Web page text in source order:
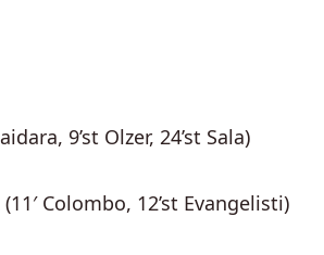
9’st Olzer, 24’st Sala)
Colombo, 12’st Evangelisti)